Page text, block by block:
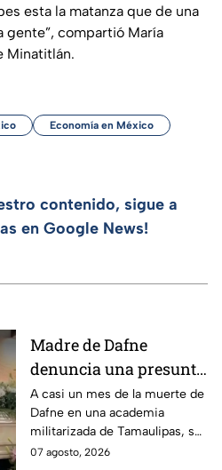
esta la matanza que de una
gente”, compartió María
Minatitlán.
Economía en México
contenido, sigue a
en Google News!
Madre de Dafne
denuncia una presunta
red familiar tras la
muerte de su hija en
Tamaulipas
A casi un mes de la muerte de
Dafne en una academia
militarizada de Tamaulipas, su
madre exige justicia y
07 agosto, 2026